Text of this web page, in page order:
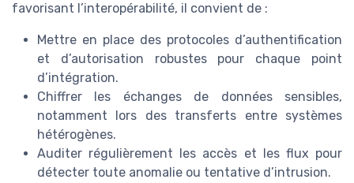
favorisant l’interopérabilité, il convient de :
Mettre en place des protocoles d’authentification
et d’autorisation robustes pour chaque point
d’intégration.
Chiffrer les échanges de données sensibles,
notamment lors des transferts entre systèmes
hétérogènes.
Auditer régulièrement les accès et les flux pour
détecter toute anomalie ou tentative d’intrusion.